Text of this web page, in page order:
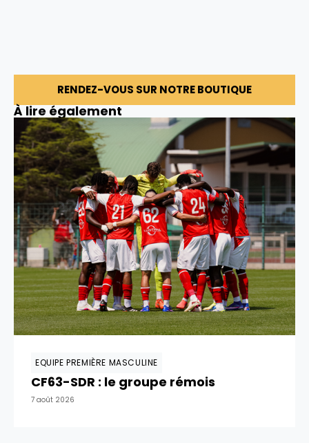
RENDEZ-VOUS SUR NOTRE BOUTIQUE
À lire également
EQUIPE PREMIÈRE MASCULINE
CF63-SDR : le groupe rémois
7 août 2026